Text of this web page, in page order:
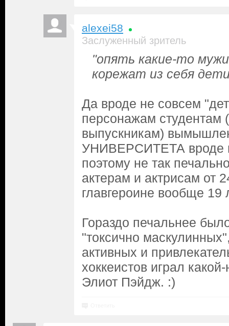
alexei58
Заслуженный зритель
"опять какие-то
корежат из себя
Да вроде не совсем
персонажам студентам
выпускникам)
УНИВЕРСИТЕТА вроде
поэтому не так
актерам и актрисам от
главгероине вообще 19
Гораздо печальнее
"токсично
активных и
хоккеистов играл
Элиот Пэйдж. :)